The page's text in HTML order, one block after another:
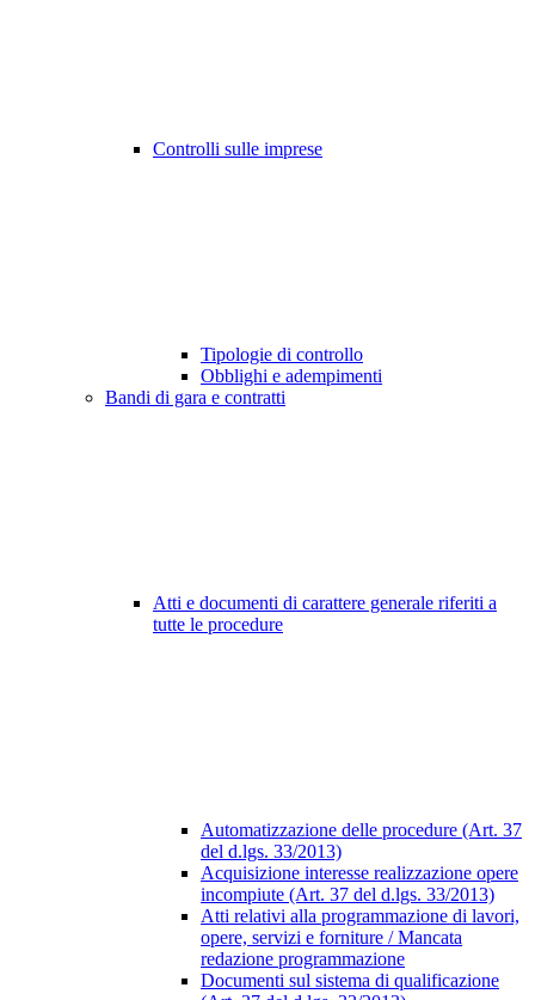
Controlli sulle imprese
Tipologie di controllo
Obblighi e adempimenti
Bandi di gara e contratti
Atti e documenti di carattere generale riferiti a
tutte le procedure
Automatizzazione delle procedure (Art. 37
del d.lgs. 33/2013)
Acquisizione interesse realizzazione opere
incompiute (Art. 37 del d.lgs. 33/2013)
Atti relativi alla programmazione di lavori,
opere, servizi e forniture / Mancata
redazione programmazione
Documenti sul sistema di qualificazione